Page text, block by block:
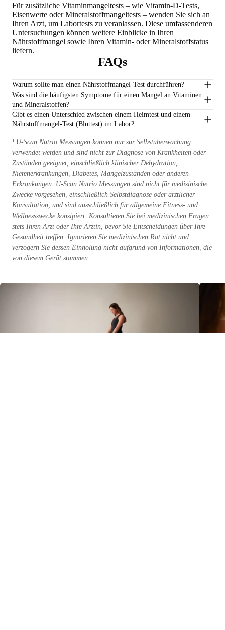
Für zusätzliche Vitaminmangeltests – wie Vitamin-D-Tests,
Eisenwerte oder Mineralstoffmangeltests – wenden Sie sich an
Ihren Arzt, um Labortests zu veranlassen. Diese umfassenderen
Untersuchungen können weitere Einblicke in Ihren
Nährstoffmangel sowie Ihren Vitamin- oder Mineralstoffstatus
liefern.
FAQs
Warum sollte man einen Nährstoffmangel-Test durchführen?
Was sind die häufigsten Symptome für einen Mangel an Vitaminen
und Mineralstoffen?
Gibt es einen Unterschied zwischen einem Heimtest und einem
Nährstoffmangel-Test (Bluttest) im Labor?
¹ U-Scan Nutrio Messungen können nur zur Selbstüberwachung
verwendet werden und sind nicht zur Diagnose von Krankheiten oder
Zuständen geeignet, einschließlich klinischer Dehydration,
Nierenerkrankungen, Diabetes, Mangelzuständen oder anderen
Erkrankungen. U-Scan Nutrio Messungen sind nicht für medizinische
Zwecke vorgesehen, einschließlich Selbstdiagnose oder ärztlicher
Konsultation, und sind ausschließlich für allgemeine Fitness- und
Wellnesszwecke konzipiert. Konsultieren Sie bei medizinischen Fragen
stets Ihren Arzt oder Ihre Ärztin, bevor Sie Entscheidungen über Ihre
Gesundheit treffen. Ignorieren Sie medizinischen Rat nicht und
verzögern Sie dessen Einholung nicht aufgrund von Informationen, die
von diesem Gerät stammen.